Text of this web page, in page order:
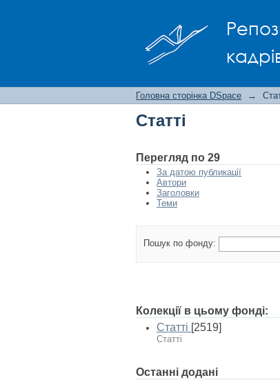
Головна сторінка DSpace →
Статті
Перегляд по 29
За датою публикації
Автори
Заголовки
Теми
Пошук по фонду:
Колекції в цьому фонді:
Статті [2519]
Статті
Останні додані